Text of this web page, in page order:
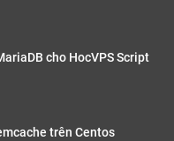
cho HocVPS Script
trên Centos